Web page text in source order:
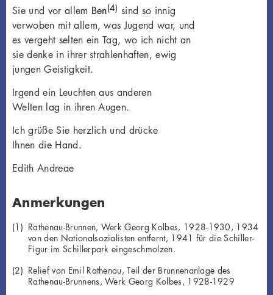
Sie und vor allem Ben(4) sind so innig
verwoben mit allem, was Jugend war, und
es vergeht selten ein Tag, wo ich nicht an
sie denke in ihrer strahlenhaften, ewig
jungen Geistigkeit.
Irgend ein Leuchten aus anderen
Welten lag in ihren Augen.
Ich grüße Sie herzlich und drücke
Ihnen die Hand.
Edith Andreae
Anmerkungen
Rathenau-Brunnen, Werk Georg Kolbes, 1928-1930, 1934
von den Nationalsozialisten entfernt, 1941 für die Schiller-
Figur im Schillerpark eingeschmolzen.
Relief von Emil Rathenau, Teil der Brunnenanlage des
Rathenau-Brunnens, Werk Georg Kolbes, 1928-1929